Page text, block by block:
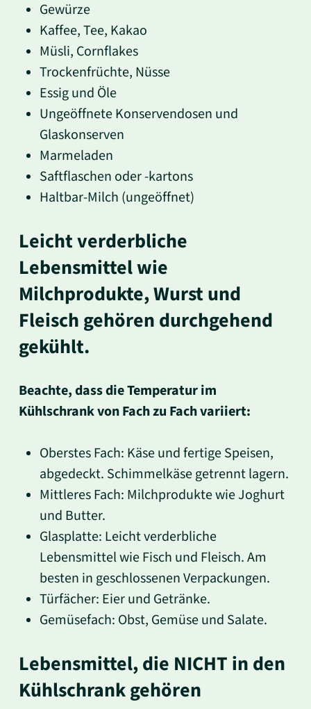
Gewürze
Kaffee, Tee, Kakao
Müsli, Cornflakes
Trockenfrüchte, Nüsse
Essig und Öle
Ungeöffnete Konservendosen und
Glaskonserven
Marmeladen
Saftflaschen oder -kartons
Haltbar-Milch (ungeöffnet)
Leicht verderbliche
Lebensmittel wie
Milchprodukte, Wurst und
Fleisch gehören durchgehend
gekühlt.
Beachte, dass die Temperatur im
Kühlschrank von Fach zu Fach variiert:
Oberstes Fach: Käse und fertige Speisen,
abgedeckt. Schimmelkäse getrennt lagern.
Mittleres Fach: Milchprodukte wie Joghurt
und Butter.
Glasplatte: Leicht verderbliche
Lebensmittel wie Fisch und Fleisch. Am
besten in geschlossenen Verpackungen.
Türfächer: Eier und Getränke.
Gemüsefach: Obst, Gemüse und Salate.
Lebensmittel, die NICHT in den
Kühlschrank gehören